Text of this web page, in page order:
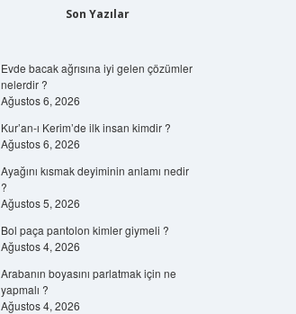
Son Yazılar
Evde bacak ağrısına iyi gelen çözümler
nelerdir ?
Ağustos 6, 2026
Kur’an-ı Kerim’de ilk insan kimdir ?
Ağustos 6, 2026
Ayağını kısmak deyiminin anlamı nedir
?
Ağustos 5, 2026
Bol paça pantolon kimler giymeli ?
Ağustos 4, 2026
Arabanın boyasını parlatmak için ne
yapmalı ?
Ağustos 4, 2026